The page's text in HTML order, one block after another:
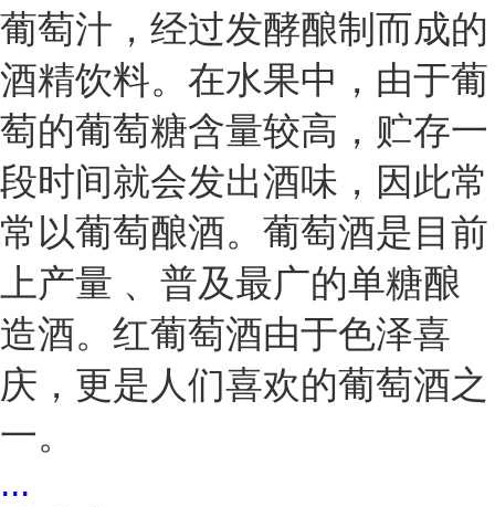
葡萄汁，经过发酵酿制而成的
酒精饮料。在水果中，由于葡
萄的葡萄糖含量较高，贮存一
段时间就会发出酒味，因此常
常以葡萄酿酒。葡萄酒是目前
上产量 、普及最广的单糖酿
造酒。红葡萄酒由于色泽喜
庆，更是人们喜欢的葡萄酒之
一。
...